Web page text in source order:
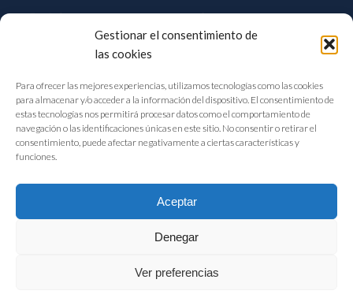
Gestionar el consentimiento de
las cookies
Para ofrecer las mejores experiencias, utilizamos tecnologías como las cookies
para almacenar y/o acceder a la información del dispositivo. El consentimiento de
estas tecnologías nos permitirá procesar datos como el comportamiento de
navegación o las identificaciones únicas en este sitio. No consentir o retirar el
consentimiento, puede afectar negativamente a ciertas características y
funciones.
Aceptar
Denegar
Ver preferencias
FIAB Federación Española de Industrias de la Alimentación y Bebidas